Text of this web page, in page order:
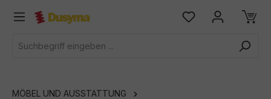
springen
MÖBEL UND AUSSTATTUNG